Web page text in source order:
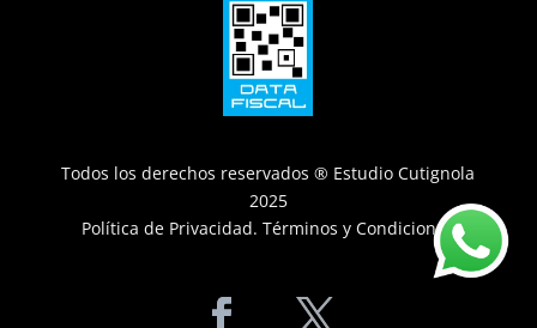
Todos los derechos reservados ® Estudio Cutignola
2025
Política de Privacidad.Términos y Condiciones